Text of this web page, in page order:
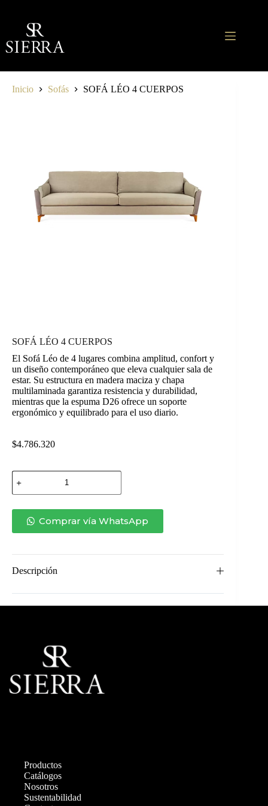
contenido
Inicio Sofás SOFÁ LÉO 4 CUERPOS
SOFÁ LÉO 4 CUERPOS
El Sofá Léo de 4 lugares combina amplitud, confort y
un diseño contemporáneo que eleva cualquier sala de
estar. Su estructura en madera maciza y chapa
multilaminada garantiza resistencia y durabilidad,
mientras que la espuma D26 ofrece un soporte
ergonómico y equilibrado para el uso diario.
$4.786.320
SOFÁ
LÉO
4
cantidadComprar vía WhatsApp
Descripción
Productos
Catálogos
Nosotros
Sustentabilidad